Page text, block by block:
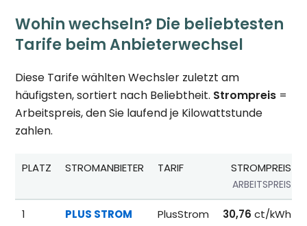
Wohin wechseln? Die beliebtesten
Tarife beim Anbieterwechsel
Diese Tarife wählten Wechsler zuletzt am
häufigsten, sortiert nach Beliebtheit. Strompreis =
Arbeitspreis, den Sie laufend je Kilowattstunde
zahlen.
Beliebteste Tarife beim Anbieterwechsel;
PLATZ STROMANBIETER TARIF STROMPREIS
ARBEITSPREIS
1 PLUS STROM
PlusStrom
30,76 ct/kWh